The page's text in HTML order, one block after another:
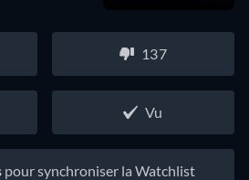
137
Vu
pour synchroniser la Watchlist